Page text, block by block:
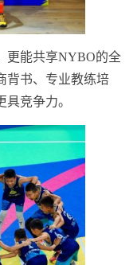
更能共享NYBO的全
书、专业教练培
竞争力。